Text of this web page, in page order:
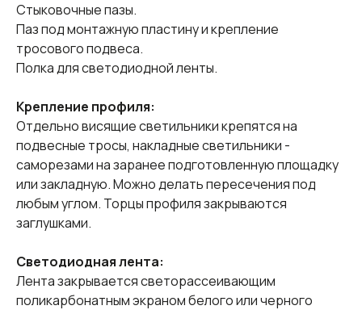
Стыковочные пазы.
Паз под монтажную пластину и крепление
тросового подвеса.
Полка для светодиодной ленты.
Крепление профиля:
Отдельно висящие светильники крепятся на
подвесные тросы, накладные светильники -
саморезами на заранее подготовленную площадку
или закладную. Можно делать пересечения под
любым углом. Торцы профиля закрываются
заглушками.
Светодиодная лента:
Лента закрывается светорассеивающим
поликарбонатным экраном белого или черного